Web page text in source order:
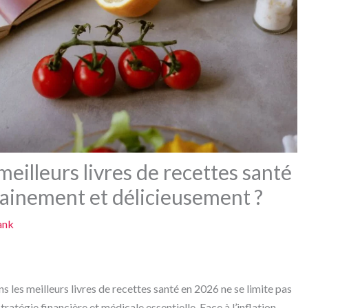
livres de recettes santé
et délicieusement ?
les meilleurs livres de recettes santé en 2026 ne se limite pas